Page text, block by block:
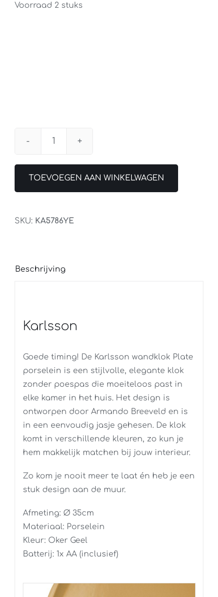
Voorraad 2 stuks
Plate
TOEVOEGEN AAN WINKELWAGEN
SKU: KA5786YE
Beschrijving
Karlsson
Goede timing! De Karlsson wandklok Plate
porselein is een stijlvolle, elegante klok
zonder poespas die moeiteloos past in
elke kamer in het huis. Het design is
ontworpen door Armando Breeveld en is
in een eenvoudig jasje gehesen. De klok
komt in verschillende kleuren, zo kun je
hem makkelijk matchen bij jouw interieur.
Zo kom je nooit meer te laat én heb je een
stuk design aan de muur.
Afmeting: Ø 35cm
Materiaal: Porselein
Kleur: Oker Geel
Batterij: 1x AA (inclusief)